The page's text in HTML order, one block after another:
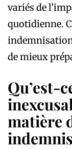
variés de
quotidienne.
de mieux
Qu’est-
matière